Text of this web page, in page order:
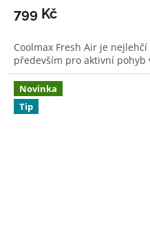
799 Kč
Coolmax Fresh Air je
především pro aktivní pohyb
Novinka
Tip